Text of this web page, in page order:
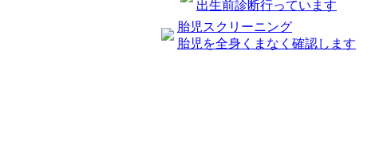
出生前診断行っています
胎児スクリーニング
胎児を全身くまなく確認します